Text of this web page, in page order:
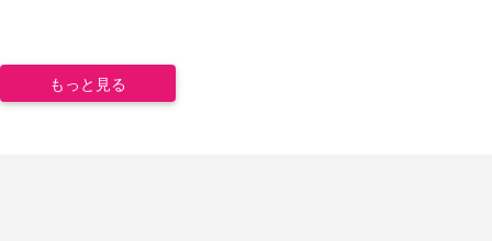
もっと見る